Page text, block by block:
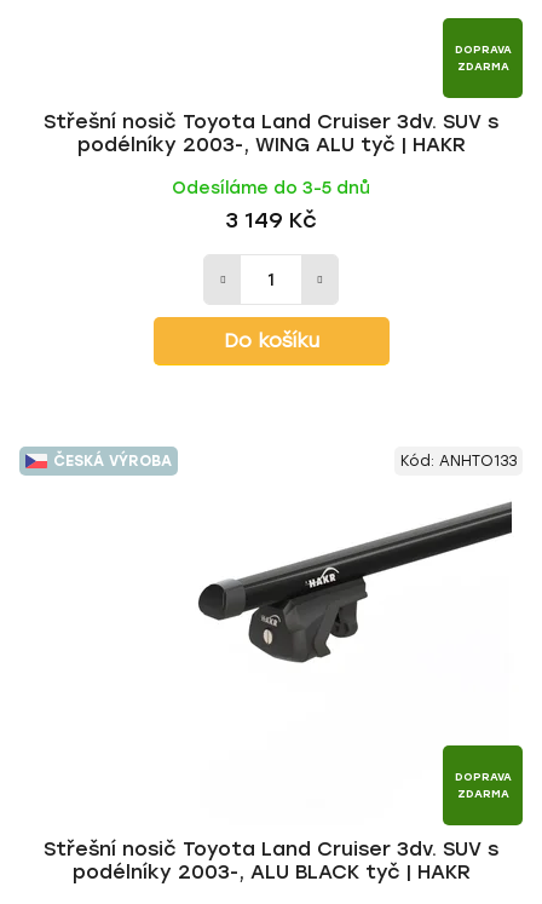
DOPRAVA
ZDARMA
Střešní nosič Toyota Land Cruiser 3dv. SUV s
podélníky 2003-, WING ALU tyč | HAKR
Odesíláme do 3-5 dnů
3 149 Kč
Do košíku
ČESKÁ VÝROBA
DOPRAVA
ZDARMA
Střešní nosič Toyota Land Cruiser 3dv. SUV s
podélníky 2003-, ALU BLACK tyč | HAKR
Kód: ANHTO133